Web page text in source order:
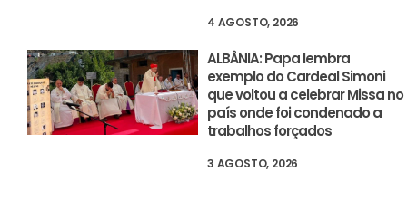
4 AGOSTO, 2026
ALBÂNIA: Papa lembra
exemplo do Cardeal Simoni
que voltou a celebrar Missa no
país onde foi condenado a
trabalhos forçados
3 AGOSTO, 2026